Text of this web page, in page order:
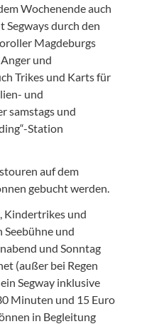
Wochenende auch
Segways durch den
Magdeburgs
und
Trikes und Karts für
und
samstags und
Station
auf dem
gebucht werden.
Kindertrikes und
Seebühne und
und Sonntag
(außer bei Regen
Segway inklusive
Minuten und 15 Euro
in Begleitung